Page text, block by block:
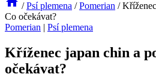
/ Psí plemena / Pomerian /
Co očekávat?
Pomerian | Psí plemena
Kříženec japan chin a
očekávat?